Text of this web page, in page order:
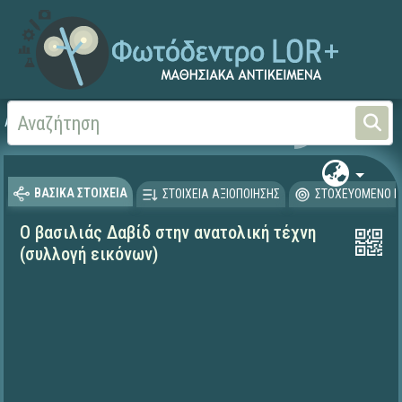
Αρχική
ΒΑΣΙΚΑ ΣΤΟΙΧΕΙΑ ΣΤΟΙΧΕΙΑ ΑΞΙΟΠΟΙΗΣΗΣ ΣΤΟΧΕΥΟΜΕΝΟ
Ο βασιλιάς Δαβίδ στην ανατολική τέχνη
(συλλογή εικόνων)